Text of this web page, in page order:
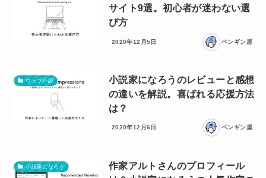
サイト9選。初心者が迷わない選
び方
2020年12月5日 ペンギン屋
ウェブ小説
小説家になろうのレビューと感想
の違いを解説。喜ばれる応援方法
は？
2020年12月6日 ペンギン屋
小説家になろう
作家アルトさんのプロフィール